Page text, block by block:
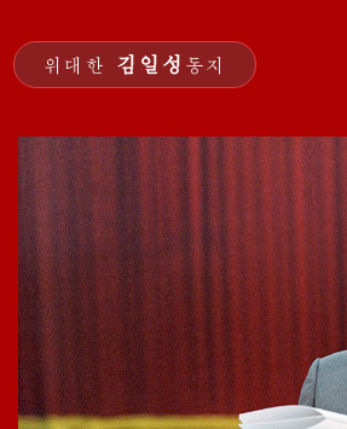
위대한 김일성 동지